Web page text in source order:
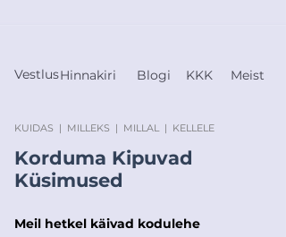
Meil hetkel käivad kodulehe
Vestlus Blogi KKK Meist
Hinnakiri
KUIDAS | MILLEKS | MILLAL | KELLELE
Korduma Kipuvad
Küsimused